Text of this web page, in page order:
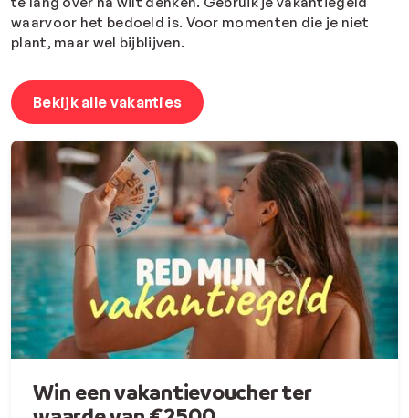
waarvoor het bedoeld is. Voor momenten die je niet
plant, maar wel bijblijven.
Bekijk alle vakanties
Win een vakantievoucher ter